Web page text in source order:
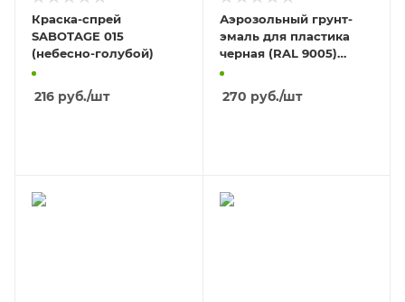
Краска-спрей
SABOTAGE 015
(небесно-голубой)
216 руб./шт
Аэрозольный грунт-
эмаль для пластика
черная (RAL 9005)
520мл/12
270 руб./шт